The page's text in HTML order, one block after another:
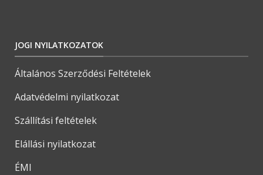
JOGI NYILATKOZATOK
Általános Szerződési Feltételek
Adatvédelmi nyilatkozat
Szállítási feltételek
Elállási nyilatkozat
ÉMI